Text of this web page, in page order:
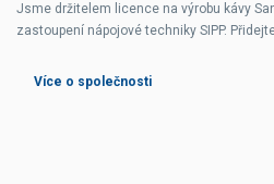
Jsme držitelem licence na výrobu kávy
zastoupení nápojové techniky SIPP.
Více o společnosti